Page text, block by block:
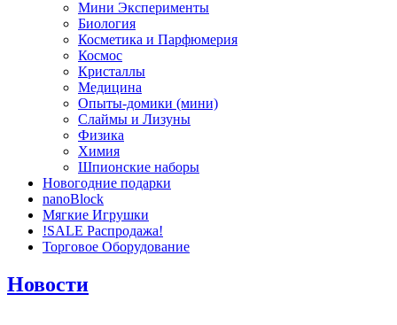
Мини Эксперименты
Биология
Косметика и Парфюмерия
Космос
Кристаллы
Медицина
Опыты-домики (мини)
Слаймы и Лизуны
Физика
Химия
Шпионские наборы
Новогодние подарки
nanoBlock
Мягкие Игрушки
!SALE Распродажа!
Торговое Оборудование
Новости